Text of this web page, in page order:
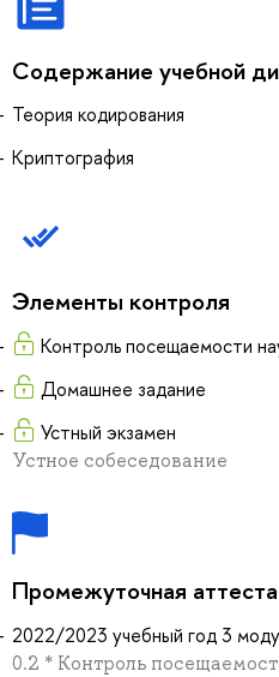
Содержание учебной
Теория кодирования
Криптография
Элементы контроля
Контроль посещаемости
Домашнее задание
Устный экзамен
Устное собеседование
Промежуточная
2022/2023 учебный год 3
0.2 * Контроль